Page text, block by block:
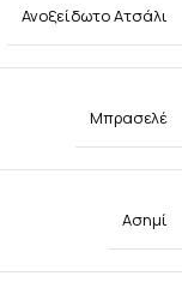
Ανοξείδωτο Ατσάλι
Μπρασελέ
Ασημί